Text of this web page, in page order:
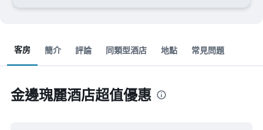
客房 簡介 評論 同類型酒店 地點 常見問題
金邊瑰麗酒店超值優惠